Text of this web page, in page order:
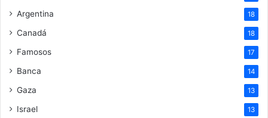
Argentina 18
Canadá 18
Famosos 17
Banca 14
Gaza 13
Israel 13